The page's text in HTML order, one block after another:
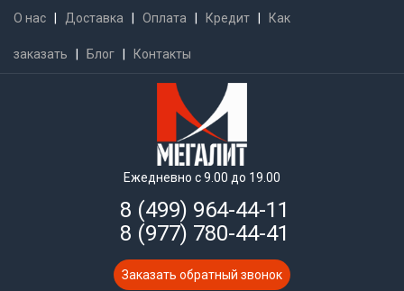
О нас Доставка Оплата Кредит Как
заказать Блог Контакты
Ежедневно с 9.00 до 19.00
8 (499) 964-44-11
8 (977) 780-44-41
Заказать обратный звонок